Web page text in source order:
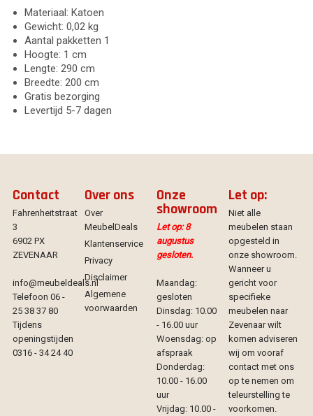
Materiaal: Katoen
Gewicht: 0,02 kg
Aantal pakketten 1
Hoogte: 1 cm
Lengte: 290 cm
Breedte: 200 cm
Gratis bezorging
Levertijd 5-7 dagen
Contact
Fahrenheitstraat
3
6902 PX
ZEVENAAR
info@meubeldeals.nl
Telefoon 06 -
25 38 37 80
Tijdens
openingstijden
0316 - 34 24 40
Over ons
Over
MeubelDeals
Klantenservice
Privacy
Disclaimer
Algemene
voorwaarden
Onze
showroom
Let op: 8
augustus
gesloten.
Maandag:
gesloten
Dinsdag: 10.00
- 16.00 uur
Woensdag: op
afspraak
Donderdag:
10.00 - 16.00
uur
Vrijdag: 10.00 -
Let op:
Niet alle
meubelen staan
opgesteld in
onze showroom.
Wanneer u
gericht voor
specifieke
meubelen naar
Zevenaar wilt
komen adviseren
wij om vooraf
contact met ons
op te nemen om
teleurstelling te
voorkomen.